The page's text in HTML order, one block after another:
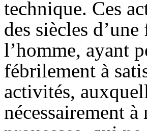
technique. Ces
des siècles
l’homme, ayant
fébrilement à
activités,
nécessairement